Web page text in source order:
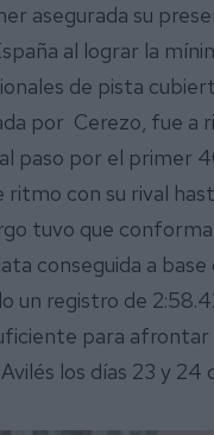
asegurada su
al lograr la
de pista
por Cerezo, fue a
paso por el primer
con su rival
tuvo que
conseguida a
un registro de
para afrontar
los días 23 y 24